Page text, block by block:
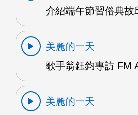
介紹端午節習俗典故
美麗的一天
歌手翁鈺鈞專訪 FM
美麗的一天